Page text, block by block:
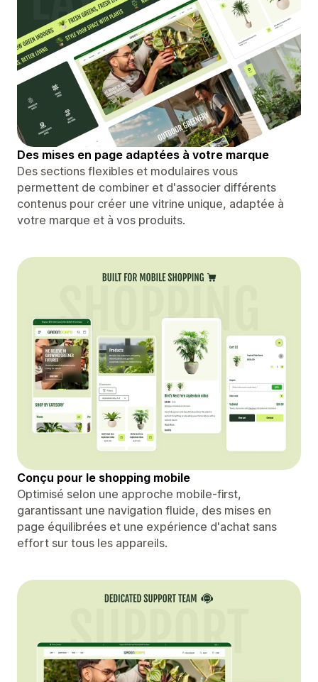
Des mises en page adaptées à votre marque
Des sections flexibles et modulaires vous
permettent de combiner et d'associer différents
contenus pour créer une vitrine unique, adaptée à
votre marque et à vos produits.
Conçu pour le shopping mobile
Optimisé selon une approche mobile-first,
garantissant une navigation fluide, des mises en
page équilibrées et une expérience d'achat sans
effort sur tous les appareils.